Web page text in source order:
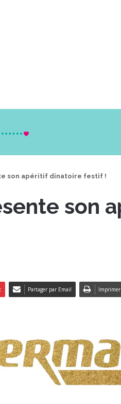
son apéritif dinatoire festif !
son
Partager par Email Imprimer